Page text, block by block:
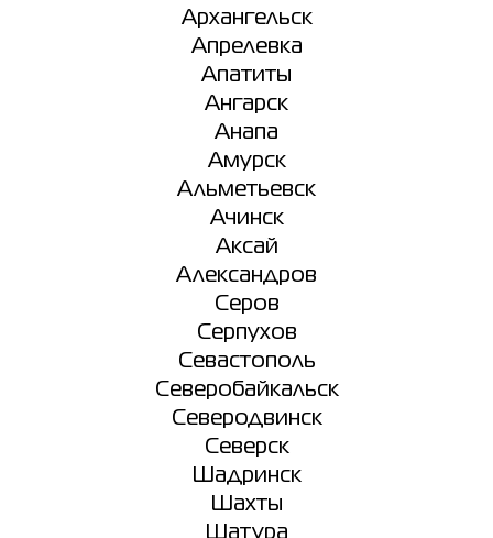
Архангельск
Апрелевка
Апатиты
Ангарск
Анапа
Амурск
Альметьевск
Ачинск
Аксай
Александров
Серов
Серпухов
Севастополь
Северобайкальск
Северодвинск
Северск
Шадринск
Шахты
Шатура